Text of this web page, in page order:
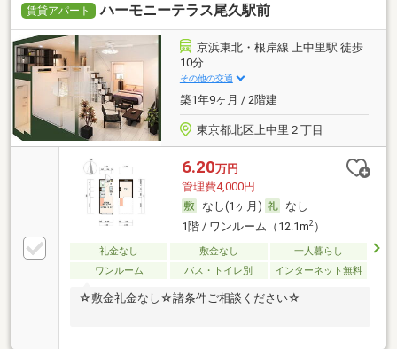
賃貸アパート ハーモニーテラス尾久駅前
京浜東北・根岸線 上中里駅 徒歩
10分
その他の交通
築1年9ヶ月 / 2階建
東京都北区上中里２丁目
6.20万円
管理費4,000円
なし(1ヶ月)
なし
1階 / ワンルーム（12.1m2）
礼金なし 敷金なし
一人暮らし
ワンルーム
バス・トイレ別 インターネット無料
☆敷金礼金なし☆諸条件ご相談ください☆